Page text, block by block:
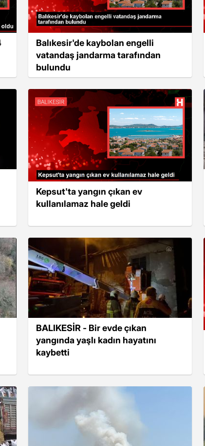
Balıkesir'de kaybolan engelli
vatandaş jandarma tarafından
bulundu
Kepsut'ta yangın çıkan ev
kullanılamaz hale geldi
BALIKESİR - Bir evde çıkan
yangında yaşlı kadın hayatını
kaybetti